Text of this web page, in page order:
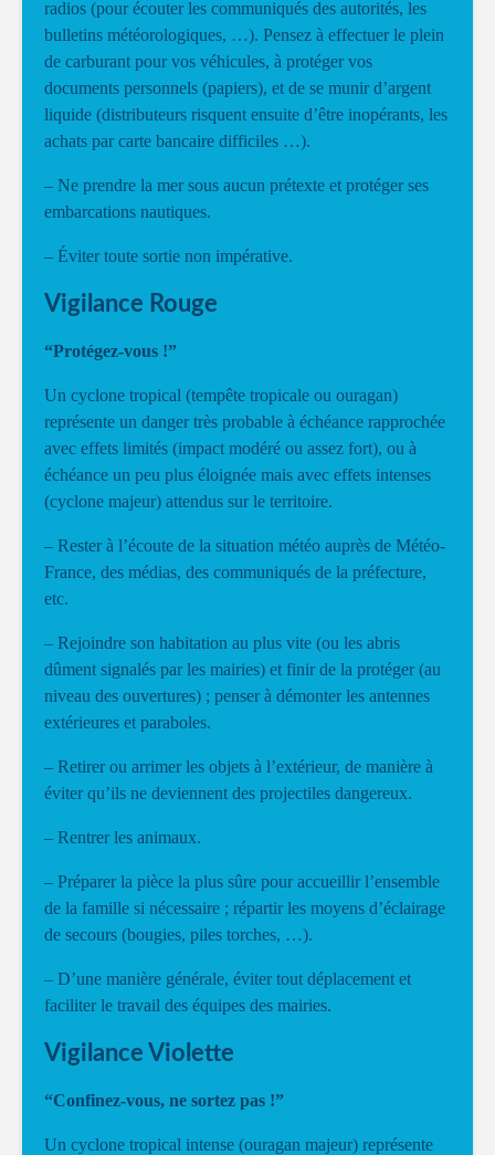
radios (pour écouter les communiqués des autorités, les
bulletins météorologiques, …). Pensez à effectuer le plein
de carburant pour vos véhicules, à protéger vos
documents personnels (papiers), et de se munir d’argent
liquide (distributeurs risquent ensuite d’être inopérants, les
achats par carte bancaire difficiles …).
– Ne prendre la mer sous aucun prétexte et protéger ses
embarcations nautiques.
– Éviter toute sortie non impérative.
Vigilance Rouge
“Protégez-vous !”
Un cyclone tropical (tempête tropicale ou ouragan)
représente un danger très probable à échéance rapprochée
avec effets limités (impact modéré ou assez fort), ou à
échéance un peu plus éloignée mais avec effets intenses
(cyclone majeur) attendus sur le territoire.
– Rester à l’écoute de la situation météo auprès de Météo-
France, des médias, des communiqués de la préfecture,
etc.
– Rejoindre son habitation au plus vite (ou les abris
dûment signalés par les mairies) et finir de la protéger (au
niveau des ouvertures) ; penser à démonter les antennes
extérieures et paraboles.
– Retirer ou arrimer les objets à l’extérieur, de manière à
éviter qu’ils ne deviennent des projectiles dangereux.
– Rentrer les animaux.
– Préparer la pièce la plus sûre pour accueillir l’ensemble
de la famille si nécessaire ; répartir les moyens d’éclairage
de secours (bougies, piles torches, …).
– D’une manière générale, éviter tout déplacement et
faciliter le travail des équipes des mairies.
Vigilance Violette
“Confinez-vous, ne sortez pas !”
Un cyclone tropical intense (ouragan majeur) représente